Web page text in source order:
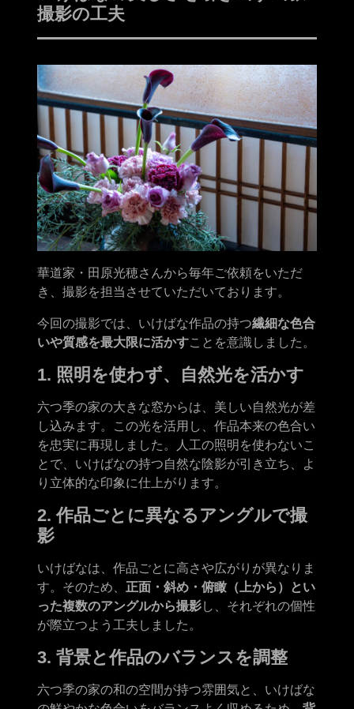
撮影の工夫
華道家・田原光穂さんから毎年ご依頼をいただ
き、撮影を担当させていただいております。
今回の撮影では、いけばな作品の持つ繊細な色合
いや質感を最大限に活かすことを意識しました。
1. 照明を使わず、自然光を活かす
六つ季の家の大きな窓からは、美しい自然光が差
し込みます。この光を活用し、作品本来の色合い
を忠実に再現しました。人工の照明を使わないこ
とで、いけばなの持つ自然な陰影が引き立ち、よ
り立体的な印象に仕上がります。
2. 作品ごとに異なるアングルで撮
影
いけばなは、作品ごとに高さや広がりが異なりま
す。そのため、 正面・斜め・俯瞰（上から）とい
った複数のアングルから撮影し、それぞれの個性
が際立つよう工夫しました。
3. 背景と作品のバランスを調整
六つ季の家の和の空間が持つ雰囲気と、いけばな